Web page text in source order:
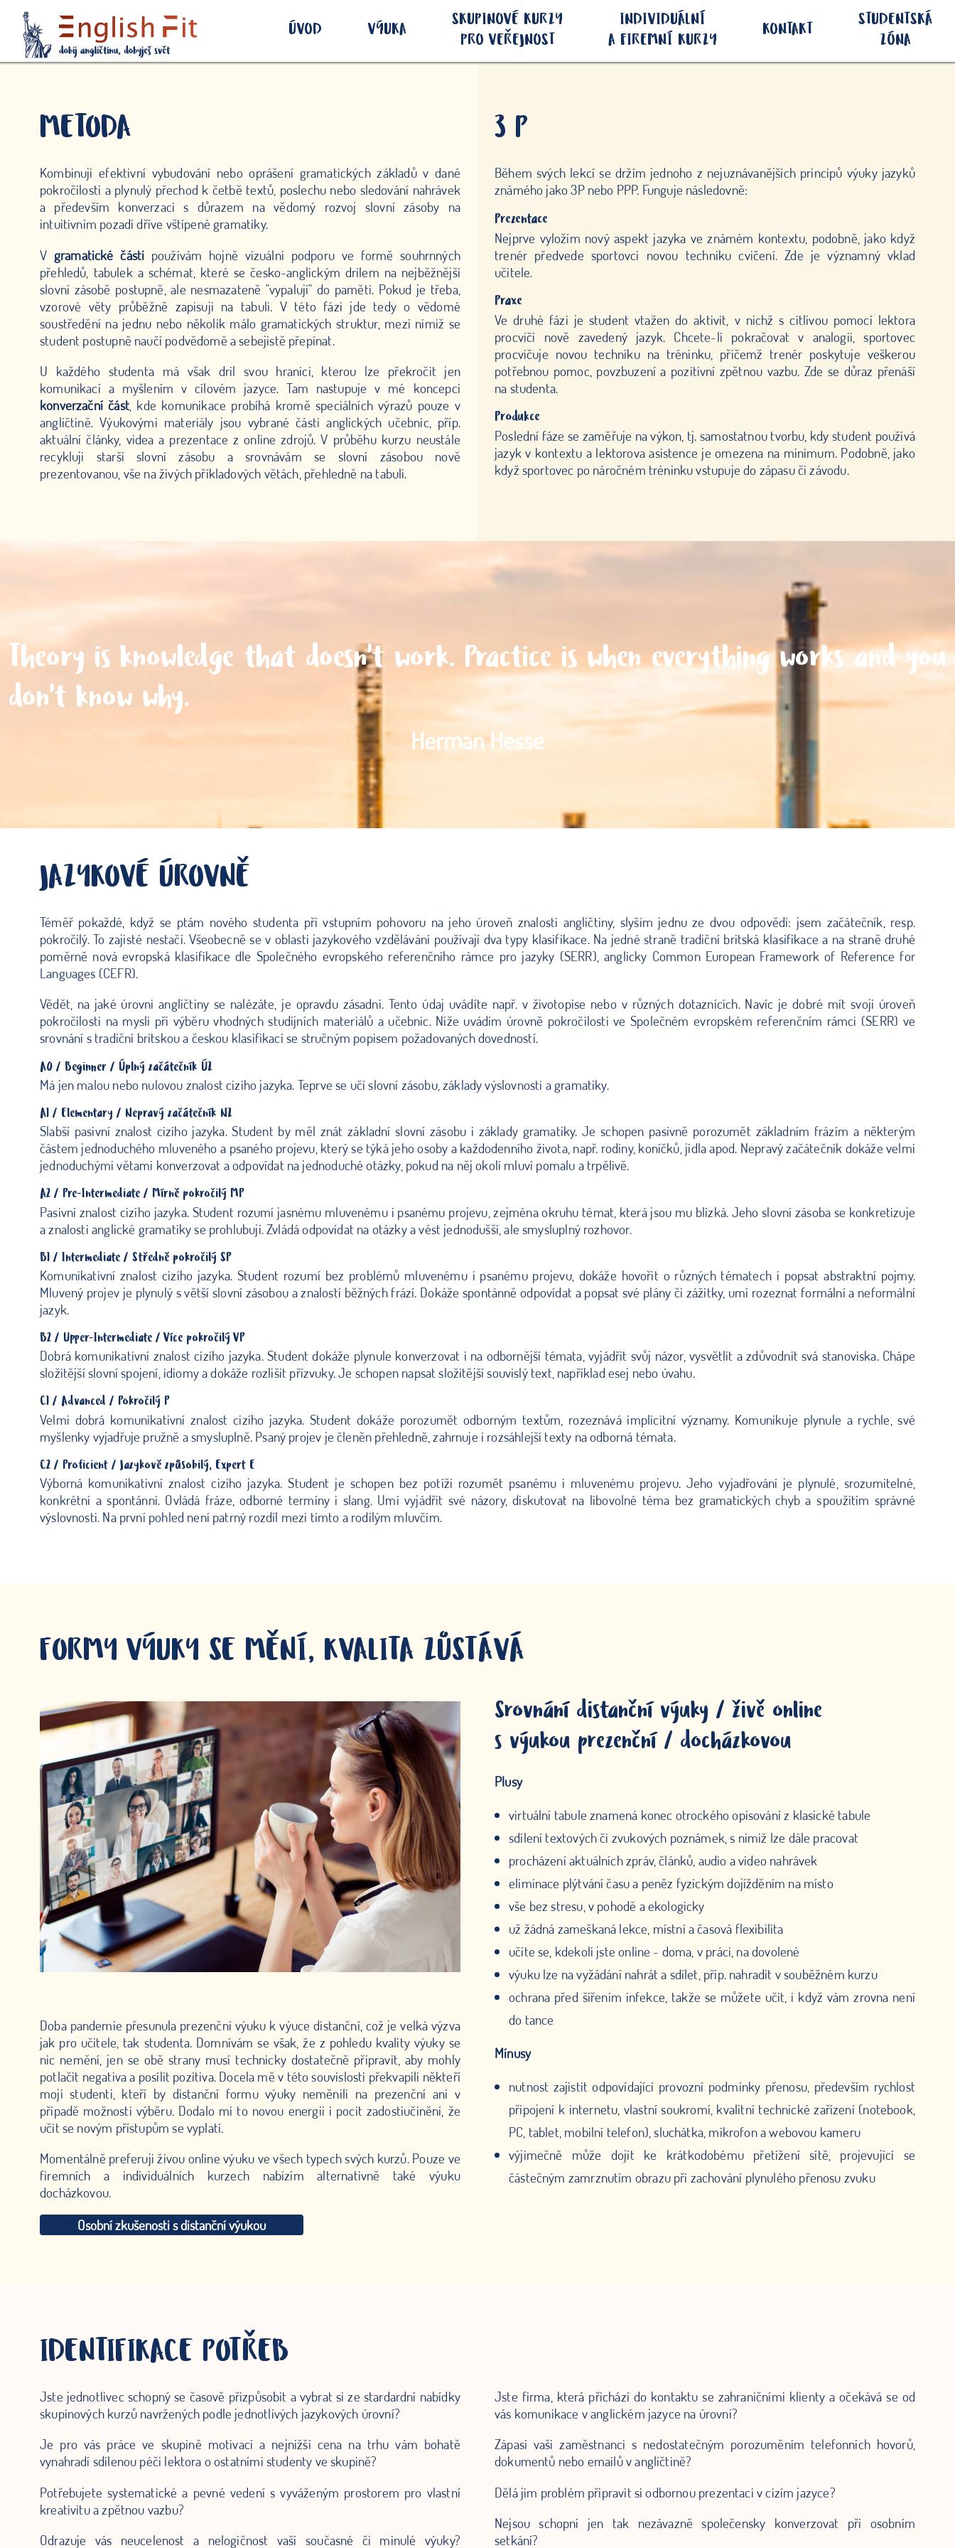
ÚVOD VÝUKA
SKUPINOVÉ KURZY
PRO VEŘEJNOST
INDIVIDUÁLNÍ
A FIREMNÍ KURZY
KONTAKT
STUDENTSKÁ
ZÓNA
METODA
Kombinuji efektivní vybudování nebo oprášení gramatických základů v dané
pokročilosti a plynulý přechod k četbě textů, poslechu nebo sledování nahrávek
a především konverzaci s důrazem na vědomý rozvoj slovní zásoby na
intuitivním pozadí dříve vštípené gramatiky.
V gramatické části používám hojně vizuální podporu ve formě souhrnných
přehledů, tabulek a schémat, které se česko-anglickým drilem na nejběžnější
slovní zásobě postupně, ale nesmazateně "vypalují" do paměti. Pokud je třeba,
vzorové věty průběžně zapisuji na tabuli. V této fázi jde tedy o vědomé
soustředění na jednu nebo několik málo gramatických struktur, mezi nimiž se
student postupně naučí podvědomě a sebejistě přepínat.
U každého studenta má však dril svou hranici, kterou lze překročit jen
komunikací a myšlením v cílovém jazyce. Tam nastupuje v mé koncepci
konverzační část, kde komunikace probíhá kromě speciálních výrazů pouze v
angličtině. Výukovými materiály jsou vybrané části anglických učebnic, příp.
aktuální články, videa a prezentace z online zdrojů. V průběhu kurzu neustále
recykluji starší slovní zásobu a srovnávám se slovní zásobou nově
prezentovanou, vše na živých příkladových větách, přehledně na tabuli.
3 P
Během svých lekcí se držím jednoho z nejuznávanějších principů výuky jazyků
známého jako 3P nebo PPP. Funguje následovně:
Prezentace
Nejprve vyložím nový aspekt jazyka ve známém kontextu, podobně, jako když
trenér předvede sportovci novou techniku ​​cvičení. Zde je významný vklad
učitele.
Praxe
Ve druhé fázi je student vtažen do aktivit, v nichž s citlivou pomocí lektora
procvičí nově zavedený jazyk. Chcete-li pokračovat v analogii, sportovec
procvičuje novou techniku na tréninku, přičemž trenér poskytuje veškerou
potřebnou pomoc, povzbuzení a pozitivní zpětnou vazbu. Zde se důraz přenáší
na studenta.
Produkce
Poslední fáze se zaměřuje na výkon, tj. samostatnou tvorbu, kdy student používá
jazyk v kontextu a lektorova asistence je omezena na minimum. Podobně, jako
když sportovec po náročném tréninku vstupuje do zápasu či závodu.
Theory is knowledge that doesn't work. Practice is when everything works and you
don't know why.
Herman Hesse
JAZYKOVÉ ÚROVNĚ
Téměř pokaždé, když se ptám nového studenta při vstupním pohovoru na jeho úroveň znalosti angličtiny, slyším jednu ze dvou odpovědí: jsem začátečník, resp.
pokročilý. To zajisté nestačí. Všeobecně se v oblasti jazykového vzdělávání používají dva typy klasifikace. Na jedné straně tradiční britská klasifikace a na straně druhé
poměrně nová evropská klasifikace dle Společného evropského referenčního rámce pro jazyky (SERR), anglicky Common European Framework of Reference for
Languages (CEFR).
Vědět, na jaké úrovni angličtiny se nalézáte, je opravdu zásadní. Tento údaj uvádíte např. v životopise nebo v různých dotaznících. Navíc je dobré mít svoji úroveň
pokročilosti na mysli při výběru vhodných studijních materiálů a učebnic. Níže uvádím úrovně pokročilosti ve Společném evropském referenčním rámci (SERR) ve
srovnání s tradiční britskou a českou klasifikací se stručným popisem požadovaných dovedností.
A0 / Beginner / Úplný začátečník ÚZ
Má jen malou nebo nulovou znalost cizího jazyka. Teprve se učí slovní zásobu, základy výslovnosti a gramatiky.
A1 / Elementary / Nepravý začátečník NZ
Slabší pasivní znalost cizího jazyka. Student by měl znát základní slovní zásobu i základy gramatiky. Je schopen pasivně porozumět základním frázím a některým
částem jednoduchého mluveného a psaného projevu, který se týká jeho osoby a každodenního života, např. rodiny, koníčků, jídla apod. Nepravý začátečník dokáže velmi
jednoduchými větami konverzovat a odpovídat na jednoduché otázky, pokud na něj okolí mluví pomalu a trpělivě.
A2 / Pre-Intermediate / Mírně pokročilý MP
Pasivní znalost cizího jazyka. Student rozumí jasnému mluvenému i psanému projevu, zejména okruhu témat, která jsou mu blízká. Jeho slovní zásoba se konkretizuje
a znalosti anglické gramatiky se prohlubují. Zvládá odpovídat na otázky a vést jednodušší, ale smysluplný rozhovor.
B1 / Intermediate / Středně pokročilý SP
Komunikativní znalost cizího jazyka. Student rozumí bez problémů mluvenému i psanému projevu, dokáže hovořit o různých tématech i popsat abstraktní pojmy.
Mluvený projev je plynulý s větší slovní zásobou a znalostí běžných frází. Dokáže spontánně odpovídat a popsat své plány či zážitky, umí rozeznat formální a neformální
jazyk.
B2 / Upper-Intermediate / Více pokročilý VP
Dobrá komunikativní znalost cizího jazyka. Student dokáže plynule konverzovat i na odbornější témata, vyjádřit svůj názor, vysvětlit a zdůvodnit svá stanoviska. Chápe
složitější slovní spojení, idiomy a dokáže rozlišit přízvuky. Je schopen napsat složitější souvislý text, například esej nebo úvahu.
C1 / Advanced / Pokročilý P
Velmi dobrá komunikativní znalost cizího jazyka. Student dokáže porozumět odborným textům, rozeznává implicitní významy. Komunikuje plynule a rychle, své
myšlenky vyjadřuje pružně a smysluplně. Psaný projev je členěn přehledně, zahrnuje i rozsáhlejší texty na odborná témata.
C2 / Proficient / Jazykově způsobilý, Expert E
Výborná komunikativní znalost cizího jazyka. Student je schopen bez potíží rozumět psanému i mluvenému projevu. Jeho vyjadřování je plynulé, srozumitelné,
konkrétní a spontánní. Ovládá fráze, odborné termíny i slang. Umí vyjádřit své názory, diskutovat na libovolné téma bez gramatických chyb a s použitím správné
výslovnosti. Na první pohled není patrný rozdíl mezi tímto a rodilým mluvčím.
FORMY VÝUKY SE MĚNÍ, KVALITA ZŮSTÁVÁ
Doba pandemie přesunula prezenční výuku k výuce distanční, což je velká výzva
jak pro učitele, tak studenta. Domnívám se však, že z pohledu kvality výuky se
nic nemění, jen se obě strany musí technicky dostatečně připravit, aby mohly
potlačit negativa a posílit pozitiva. Docela mě v této souvislosti překvapili někteří
moji studenti, kteří by distanční formu výuky neměnili na prezenční ani v
případě možnosti výběru. Dodalo mi to novou energii i pocit zadostiučinění, že
učit se novým přístupům se vyplatí.
Momentálně preferuji živou online výuku ve všech typech svých kurzů. Pouze ve
firemních a individuálních kurzech nabízím alternativně také výuku
docházkovou.
Osobní zkušenosti s distanční výukou
Srovnání distanční výuky / živě online
s výukou prezenční / docházkovou
Plusy
virtuální tabule znamená konec otrockého opisování z klasické tabule
sdílení textových či zvukových poznámek, s nimiž lze dále pracovat
procházení aktuálních zpráv, článků, audio a video nahrávek
eliminace plýtvání času a peněz fyzickým dojížděním na místo
vše bez stresu, v pohodě a ekologicky
už žádná zameškaná lekce, místní a časová flexibilita
učíte se, kdekoli jste online - doma, v práci, na dovolené
výuku lze na vyžádání nahrát a sdílet, příp. nahradit v souběžném kurzu
ochrana před šířením infekce, takže se můžete učit, i když vám zrovna není
do tance
Mínusy
nutnost zajistit odpovídající provozní podmínky přenosu, především rychlost
připojení k internetu, vlastní soukromí, kvalitní technické zařízení (notebook,
PC, tablet, mobilní telefon), sluchátka, mikrofon a webovou kameru
výjimečně může dojít ke krátkodobému přetížení sítě, projevující se
částečným zamrznutím obrazu při zachování plynulého přenosu zvuku
IDENTIFIKACE POTŘEB
Jste jednotlivec schopný se časově přizpůsobit a vybrat si ze stardardní nabídky
skupinových kurzů navržených podle jednotlivých jazykových úrovní?
Je pro vás práce ve skupině motivací a nejnižší cena na trhu vám bohatě
vynahradí sdílenou péči lektora o ostatními studenty ve skupině?
Potřebujete systematické a pevné vedení s vyváženým prostorem pro vlastní
kreativitu a zpětnou vazbu?
Odrazuje vás neucelenost a nelogičnost vaší současné či minulé výuky?
Jste firma, která přichází do kontaktu se zahraničními klienty a očekává se od
vás komunikace v anglickém jazyce na úrovni?
Zápasí vaši zaměstnanci s nedostatečným porozuměním telefonních hovorů,
dokumentů nebo emailů v angličtině?
Dělá jim problém připravit si odbornou prezentaci v cizím jazyce?
Nejsou schopni jen tak nezávazně společensky konverzovat při osobním
setkání?